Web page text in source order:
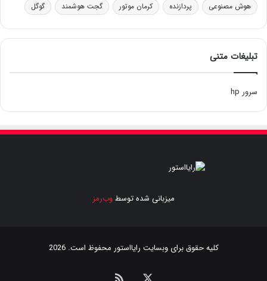
هوش مصنوعی
پردازنده کرمان موتور گجت هوشمند گوگل
تبلیغات متنی
سرور hp
میزبانی شده توسطوب‌رمز
کلیه حقوق برای وبسایت رایااستور محفوظ است. 2026
ایکسخوراک